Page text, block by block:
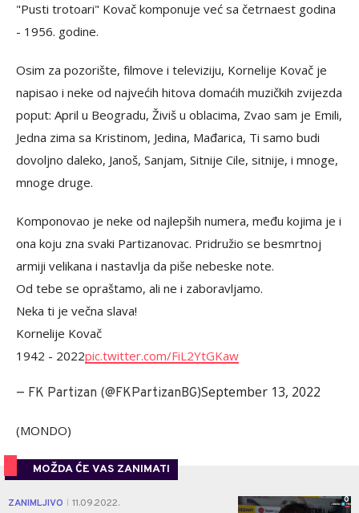
"Pusti trotoari" Kovač komponuje već sa četrnaest godina
- 1956. godine.
Osim za pozorište, filmove i televiziju, Kornelije Kovač je
napisao i neke od najvećih hitova domaćih muzičkih zvijezda
poput: April u Beogradu, Živiš u oblacima, Zvao sam je Emili,
Jedna zima sa Kristinom, Jedina, Mađarica, Ti samo budi
dovoljno daleko, Janoš, Sanjam, Sitnije Cile, sitnije, i mnoge,
mnoge druge.
Komponovao je neke od najlepših numera, među kojima je i
ona koju zna svaki Partizanovac. Pridružio se besmrtnoj
armiji velikana i nastavlja da piše nebeske note.
Od tebe se opraštamo, ali ne i zaboravljamo.
Neka ti je večna slava!
Kornelije Kovač
1942 - 2022pic.twitter.com/FiL2YtGKaw
— FK Partizan (@FKPartizanBG)September 13, 2022
(MONDO)
MOŽDA ĆE VAS ZANIMATI
ZANIMLJIVO 11.09.2022. 0